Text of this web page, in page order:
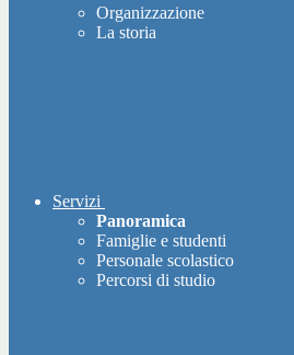
Organizzazione
La storia
Servizi
Panoramica
Famiglie e studenti
Personale scolastico
Percorsi di studio